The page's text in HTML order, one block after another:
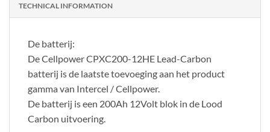
TECHNICAL INFORMATION
De batterij:
De Cellpower CPXC200-12HE Lead-Carbon
batterij is de laatste toevoeging aan het product
gamma van Intercel / Cellpower.
De batterij is een 200Ah 12Volt blok in de Lood
Carbon uitvoering.